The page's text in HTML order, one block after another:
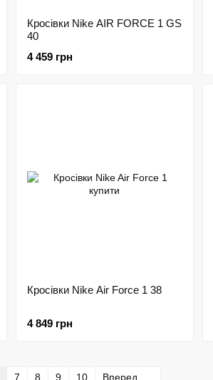
Кросівки Nike AIR FORCE 1 GS
40
4 459 грн
Кросівки Nike Air Force 1 38
4 849 грн
7 8 9 10 Вперед